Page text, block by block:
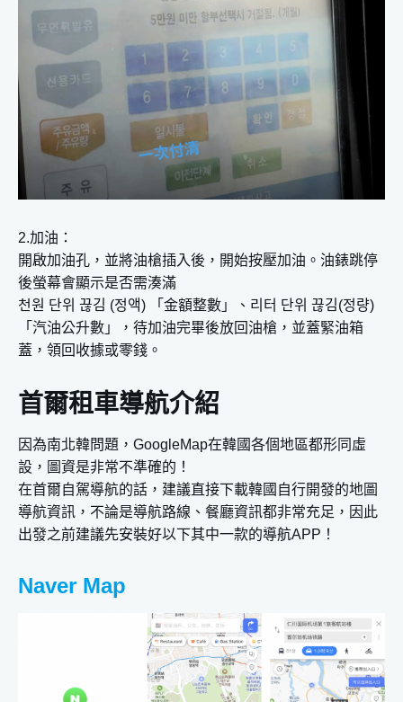
2.加油：
開啟加油孔，並將油槍插入後，開始按壓加油。油錶跳停
後螢幕會顯示是否需湊滿
천원 단위 끊김 (정액) 「金額整數」、리터 단위 끊김(정량)
「汽油公升數」，待加油完畢後放回油槍，並蓋緊油箱
蓋，領回收據或零錢。
首爾租車導航介紹
因為南北韓問題，GoogleMap在韓國各個地區都形同虛
設，圖資是非常不準確的！
在首爾自駕導航的話，建議直接下載韓國自行開發的地圖
導航資訊，不論是導航路線、餐廳資訊都非常充足，因此
出發之前建議先安裝好以下其中一款的導航APP！
Naver Map